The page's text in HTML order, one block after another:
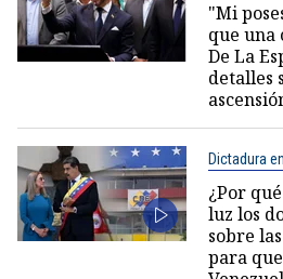
"Mi
que una
De La
detalles
Dictadura
¿Por
luz los
sobre
para